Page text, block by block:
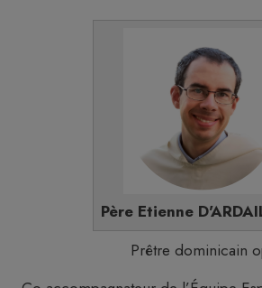
Père Etienne
Prêtre dominicain